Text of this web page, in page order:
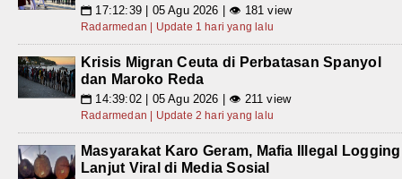
📅 17:12:39 | 05 Agu 2026 | 👁 181 view
Radarmedan | Update 1 hari yang lalu
Krisis Migran Ceuta di Perbatasan Spanyol
dan Maroko Reda
📅 14:39:02 | 05 Agu 2026 | 👁 211 view
Radarmedan | Update 2 hari yang lalu
Masyarakat Karo Geram, Mafia Illegal Logging
Lanjut Viral di Media Sosial